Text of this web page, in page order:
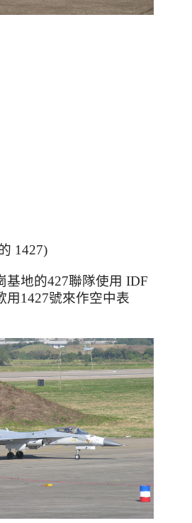
1427)
基地的427聯隊使用 IDF
用1427號來作空中表